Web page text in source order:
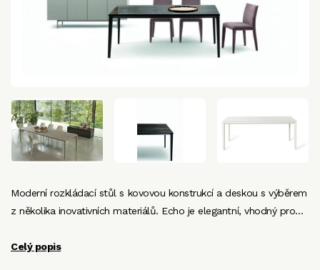
Moderní rozkládací stůl s kovovou konstrukcí a deskou s výběrem
z několika inovativních materiálů. Echo je elegantní, vhodný pro…
Celý popis